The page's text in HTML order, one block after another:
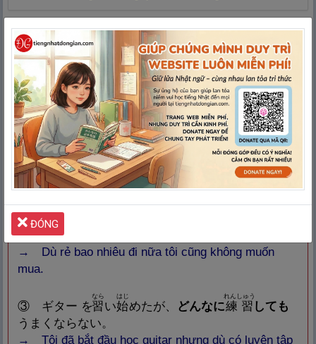
đầy tớ
người con trai)
› NÂNG CAO
１.
Có thể dùng kèm mẫu câu này với các phó
từ như「どんなに、たとえ、いくら」để nhấn
mạnh (Cho dù … thế nào/ biết bao/ bao nhiêu
đi nữa
①たとえ雨
あめ
でも、自転車
じてんしゃ
で行HÀNH, HẠNH, HÀNG,
きます。
→ Thậm chí trời mưa đi nữa tôi cũng sẽ đi xe đạp
②いくら
→ Dù rẻ bao nhiêu đi nữa tôi cũng không muốn
mua.
③ ギター を習
なら
い始
はじ
めたが、 どんなに練 習
れんしゅう
しても
うまくならない。
→ Tôi đã bắt đầu học guitar nhưng dù có luyện tập
ĐÓNG